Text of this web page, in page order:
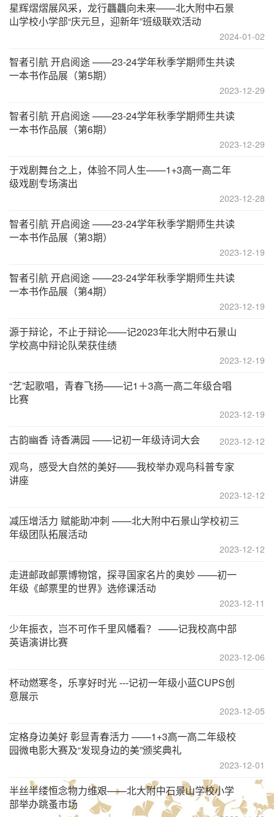
星辉熠熠展风采，龙行龘龘向未来——北大附中石景
山学校小学部“庆元旦，迎新年”班级联欢活动
2024-01-02
智者引航 开启阅途 ——23-24学年秋季学期师生共读
一本书作品展（第5期）
2023-12-29
智者引航 开启阅途 ——23-24学年秋季学期师生共读
一本书作品展（第6期）
2023-12-29
于戏剧舞台之上，体验不同人生——1+3高一高二年
级戏剧专场演出
2023-12-28
智者引航 开启阅途 ——23-24学年秋季学期师生共读
一本书作品展（第3期）
2023-12-19
智者引航 开启阅途 ——23-24学年秋季学期师生共读
一本书作品展（第4期）
2023-12-19
源于辩论，不止于辩论——记2023年北大附中石景山
学校高中辩论队荣获佳绩
2023-12-19
“艺”起歌唱，青春飞扬——记1＋3高一高二年级合唱
比赛
2023-12-19
古韵幽香 诗香满园 ——记初一年级诗词大会 2023-12-12
观鸟，感受大自然的美好——我校举办观鸟科普专家
讲座
2023-12-12
减压增活力 赋能助冲刺 ——北大附中石景山学校初三
年级团队拓展活动
2023-12-12
走进邮政邮票博物馆，探寻国家名片的奥妙 ——初一
年级《邮票里的世界》选修课活动
2023-12-11
少年振衣，岂不可作千里风幡看？ ——记我校高中部
英语演讲比赛
2023-12-06
杯动燃寒冬，乐享好时光 ---记初一年级小蓝CUPS创
意展示
2023-12-05
定格身边美好 彰显青春活力 ——1+3高一高二年级校
园微电影大赛及“发现身边的美”颁奖典礼
2023-12-01
半丝半缕恒念物力维艰——北大附中石景山学校小学
部举办跳蚤市场